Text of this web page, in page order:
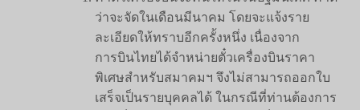
ว่าจะจัดในเดือนมีนาคม โดยจะแจ้งราย
ละเอียดให้ทราบอีกครั้งหนึ่ง เนื่องจาก
การบินไทยได้จำหน่ายตั๋วเครื่องบินราคา
พิเศษสำหรับสมาคมฯ จึงไม่สามารถออกใบ
เสร็จเป็นรายบุคคลได้ ในกรณีที่ท่านต้องการ